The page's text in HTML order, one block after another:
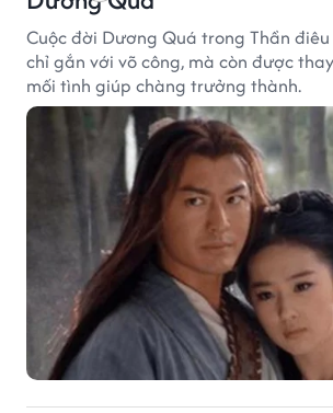
Cuộc đời Dương Quá trong Thần
chỉ gắn với võ công, mà còn được
mối tình giúp chàng trưởng thành.